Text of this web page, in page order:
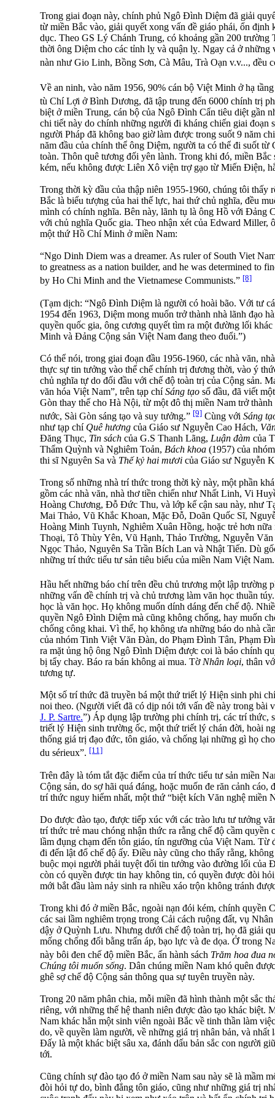
Trong giai đoạn này, chính phủ Ngô Ðình Diệm đã giải
từ miền Bắc vào, giải quyết xong vấn đề giáo phái, ổn định
dục. Theo GS Lý Chánh Trung, có khoảng gần 200
thời ông Diệm cho các tỉnh lỵ và quận lỵ. Ngay cả ở những
nàn như Gio Linh, Bồng Sơn, Cà Mâu, Trà Oạn v.v..., đều
Về an ninh, vào năm 1956, 90% cán bộ Việt Minh ở hạ
tù Chí Lợi ở Bình Dương, đã tập trung đến 6000 chính trị
biệt ở miền Trung, cán bộ của Ngô Ðình Cẩn tiêu diệt gần
chi tiết này do chính những người đi kháng chiến giai đoạn
người Pháp đã không bao giờ làm được trong suốt 9 năm
năm đầu của chính thể ông Diệm, người ta có thể đi suốt từ
toàn. Thôn quê tương đối yên lành. Trong khi đó, miền
kém, nếu không được Liên Xô viện trợ gạo từ Miến Ðiện,
Trong thời kỳ đầu của thập niên 1955-1960, chúng tôi thấy
Bắc là biểu tượng của hai thế lực, hai thứ chủ nghĩa, đều
mình có chính nghĩa. Bên này, lãnh tụ là ông Hồ với Đảng
với chủ nghĩa Quốc gia. Theo nhận xét của Edward Miller,
một thứ Hồ Chí Minh ở miền Nam:
“Ngo Dinh Diem was a dreamer. As ruler of South Viet
to greatness as a nation builder, and he was determined to
by Ho Chi Minh and the Vietnamese Communists.” [8]
(Tạm dịch: “Ngô Ðình Diệm là người có hoài bão. Với tư
1954 đến 1963, Diệm mong muốn trở thành nhà lãnh đạo
quyền quốc gia, ông cương quyết tìm ra một đường lối
Minh và Đảng Cộng sản Việt Nam đang theo đuổi.”)
Có thể nói, trong giai đoạn đầu 1956-1960, các nhà văn,
thực sự tin tưởng vào thể chế chính trị đương thời, vào ý
chủ nghĩa tự do đối đầu với chế độ toàn trị của Cộng sản.
văn hóa Việt Nam”, trên tạp chíSáng tạo số đầu, đã viết
Gòn thay thế cho Hà Nội, từ một đô thị miền Nam trở thành
nước, Sài Gòn sáng tạo và suy tưởng.” [9] Cùng với Sáng
như tạp chí Quê hương của Giáo sư Nguyễn Cao Hách,
Ðăng Thục, Tin sách của G.S Thanh Lãng, Luận đàm của
Thẩm Quỳnh và Nghiêm Toản, Bách khoa (1957) của
thi sĩ Nguyên Sa và Thế kỷ hai mươi của Giáo sư Nguyễn
Trong số những nhà trí thức trong thời kỳ này, một phần
gồm các nhà văn, nhà thơ tiền chiến như Nhất Linh, Vi
Hoàng Chương, Ðỗ Ðức Thu, và lớp kế cận sau này, như
Mai Thảo, Vũ Khắc Khoan, Mặc Ðỗ, Doãn Quốc Sĩ,
Hoàng Minh Tuynh, Nghiêm Xuân Hồng, hoặc trẻ hơn
Thoại, Tô Thùy Yên, Vũ Hạnh, Thảo Trường, Nguyễn
Ngọc Thảo, Nguyên Sa Trần Bích Lan và Nhật Tiến. Dù
những trí thức tiểu tư sản tiêu biểu của miền Nam Việt Nam.
Hầu hết những báo chí trên đều chủ trương một lập trường
những vấn đề chính trị và chủ trương làm văn học thuần
học là văn học. Họ không muốn dính dáng đến chế độ.
quyền Ngô Ðình Diệm mà cũng không chống, hay muốn
chống công khai. Vì thế, họ không ưa những báo do nhà
của nhóm Tinh Việt Văn Ðàn, do Phạm Ðình Tân, Phạm
ra mặt ủng hộ ông Ngô Ðình Diệm được coi là báo chính
bị tẩy chay. Báo ra bán không ai mua. Tờ Nhân loại, thân
tương tự.
Một số trí thức đã truyền bá một thứ triết lý Hiện sinh phi
noi theo. (Người viết đã có dịp nói tới vấn đề này trong bài
J. P. Sartre.”) Áp dụng lập trường phi chính trị, các trí thức,
triết lý Hiện sinh trường ốc, một thứ triết lý chán đời, hoài
thống giá trị đạo đức, tôn giáo, và chống lại những gì họ
du sérieux”. [11]
Trên đây là tóm tắt đặc điểm của trí thức tiểu tư sản miền
Cộng sản, do sợ hãi quá đáng, hoặc muốn đe răn cảnh cáo,
trí thức nguy hiểm nhất, một thứ “biệt kích Văn nghệ miền
Do được đào tạo, được tiếp xúc với các trào lưu tư tưởng
trí thức trẻ mau chóng nhận thức ra rằng chế độ cầm quyền
lầm đụng chạm đến tôn giáo, tín ngưỡng của Việt Nam. Từ
đi đến lật đổ chế độ ấy. Ðiều này cũng cho thấy rằng,
buộc mọi người phải tuyệt đối tin tưởng vào đường lối của
còn có quyền được tin hay không tin, có quyền được đòi
mới bắt đầu làm nảy sinh ra nhiều xáo trộn không tránh
Trong khi đó ở miền Bắc, ngoài nạn đói kém, chính quyền
các sai lầm nghiêm trọng trong Cải cách ruộng đất, vụ
dậy ở Quỳnh Lưu. Nhưng dưới chế độ toàn trị, họ đã giải
mống chống đối bằng trấn áp, bạo lực và đe dọa. Ở trong
này bôi đen chế độ miền Bắc, ấn hành sách Trăm hoa đua
Chúng tôi muốn sống. Dân chúng miền Nam khó quên
ghê sợ chế độ Cộng sản thông qua sự tuyên truyền này.
Trong 20 năm phân chia, mỗi miền đã hình thành một sắc
riêng, với những thế hệ thanh niên được đào tạo khác biệt.
Nam khác hẳn một sinh viên ngoài Bắc về tinh thần làm
do, về quyền làm người, về những giá trị nhân bản, và nhất
Ðấy là một khác biệt sâu xa, đánh dấu bản sắc con người
tới.
Cũng chính sự đào tạo đó ở miền Nam sau này sẽ là mầm
đòi hỏi tự do, bình đẳng tôn giáo, cũng như những giá trị